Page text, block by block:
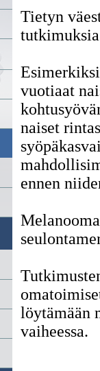
Tietyn
vuotiaat
naiset
ennen
löytämään
vaiheessa.